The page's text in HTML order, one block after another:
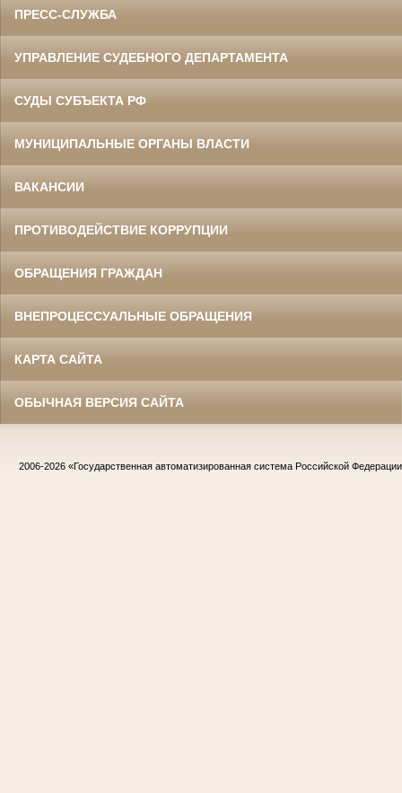
ПРЕСС-СЛУЖБА
УПРАВЛЕНИЕ СУДЕБНОГО ДЕПАРТАМЕНТА
СУДЫ СУБЪЕКТА РФ
МУНИЦИПАЛЬНЫЕ ОРГАНЫ ВЛАСТИ
ВАКАНСИИ
ПРОТИВОДЕЙСТВИЕ КОРРУПЦИИ
ОБРАЩЕНИЯ ГРАЖДАН
ВНЕПРОЦЕССУАЛЬНЫЕ ОБРАЩЕНИЯ
КАРТА САЙТА
ОБЫЧНАЯ ВЕРСИЯ САЙТА
2006-2026 «Государственная автоматизированная система Российской